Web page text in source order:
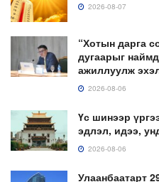
2026-08-07
“Хотын дарга
дугаарыг
ажиллуулж
2026-08-06
Үс шинээр
эдлэл, идээ,
2026-08-06
Улаанбаатарт